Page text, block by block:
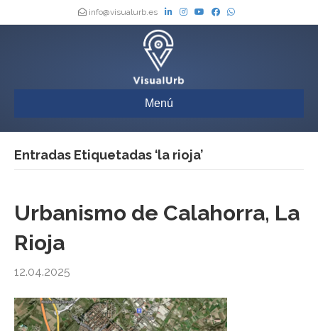
info@visualurb.es
Menú
Entradas Etiquetadas ‘la rioja’
Urbanismo de Calahorra, La
Rioja
12.04.2025